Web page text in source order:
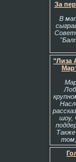
За
В
"Лиза
шоу,
том,